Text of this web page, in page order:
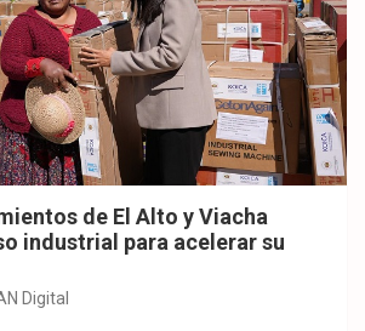
de El Alto y Viacha
industrial para acelerar su
Digital